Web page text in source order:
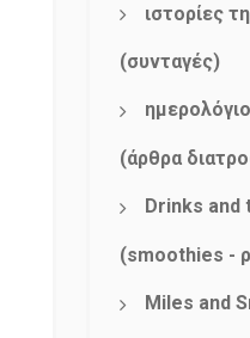
ιστορίες
(συνταγές)
(άρθρα
Drinks and
(smoothies -
Miles and